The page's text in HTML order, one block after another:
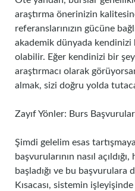
araştırma önerinizin
referanslarınızın gücüne
akademik dünyada kendinizi
olabilir. Eğer kendinizi bir
araştırmacı olarak
almak, sizi doğru yolda
Zayıf Yönler: Burs
Şimdi gelelim esas
başvurularının nasıl
başladığı ve bu başvurulara
Kısacası, sistemin